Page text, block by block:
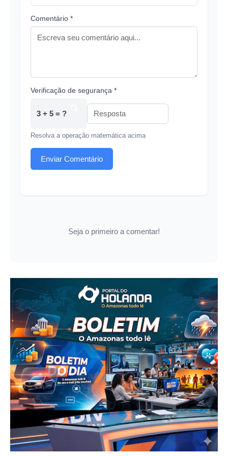
Comentário *
Verificação de segurança *
3 + 5 = ?
Resolva a operação matemática acima
Enviar Comentário
Seja o primeiro a comentar!